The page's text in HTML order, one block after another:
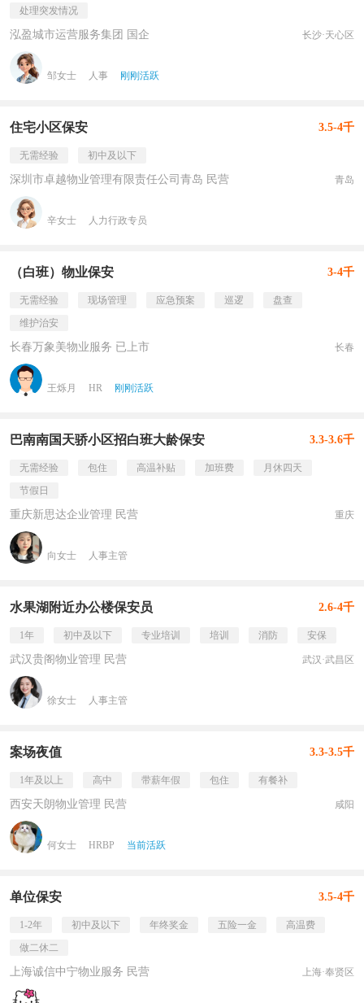
处理突发情况
泓盈城市运营服务集团 国企 长沙·天心区
邹女士 人事 刚刚活跃
住宅小区保安 3.5-4千
无需经验 初中及以下
深圳市卓越物业管理有限责任公司青岛 民营 青岛
辛女士 人力行政专员
（白班）物业保安 3-4千
无需经验 现场管理 应急预案 巡逻
盘查
维护治安
长春万象美物业服务 已上市 长春
王烁月 HR 刚刚活跃
巴南南国天骄小区招白班大龄保安 3.3-3.6千
无需经验 包住 高温补贴 加班费
月休四天
节假日
重庆新思达企业管理 民营 重庆
向女士 人事主管
水果湖附近办公楼保安员 2.6-4千
1年 初中及以下 专业培训 培训 消防 安保
武汉贵阁物业管理 民营 武汉·武昌区
徐女士 人事主管
案场夜值 3.3-3.5千
1年及以上 高中 带薪年假 包住 有餐补
西安天朗物业管理 民营 咸阳
何女士 HRBP 当前活跃
单位保安 3.5-4千
1-2年 初中及以下 年终奖金 五险一金
高温费
做二休二
上海诚信中宁物业服务 民营 上海·奉贤区